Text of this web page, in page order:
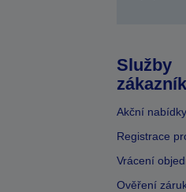
Služby
Akční nabídky
Registrace
Vrácení
Ověření